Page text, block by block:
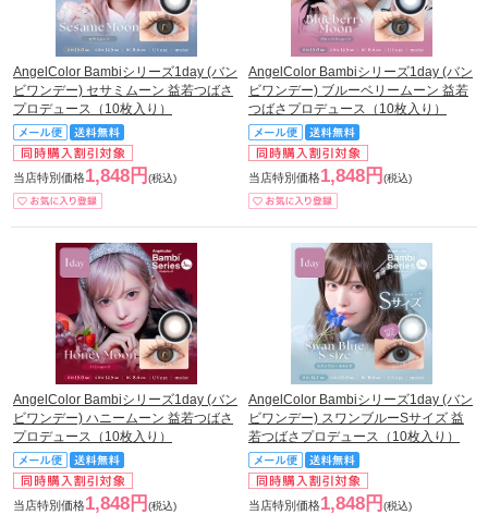
AngelColor Bambiシリーズ1day (バン
ビワンデー) セサミムーン 益若つばさ
プロデュース（10枚入り）
当店特別価格1,848円 (税込)
AngelColor Bambiシリーズ1day (バン
ビワンデー) ブルーベリームーン 益若
つばさプロデュース（10枚入り）
当店特別価格1,848円 (税込)
AngelColor Bambiシリーズ1day (バン
ビワンデー) ハニームーン 益若つばさ
プロデュース（10枚入り）
当店特別価格1,848円 (税込)
AngelColor Bambiシリーズ1day (バン
ビワンデー) スワンブルーSサイズ 益
若つばさプロデュース（10枚入り）
当店特別価格1,848円 (税込)